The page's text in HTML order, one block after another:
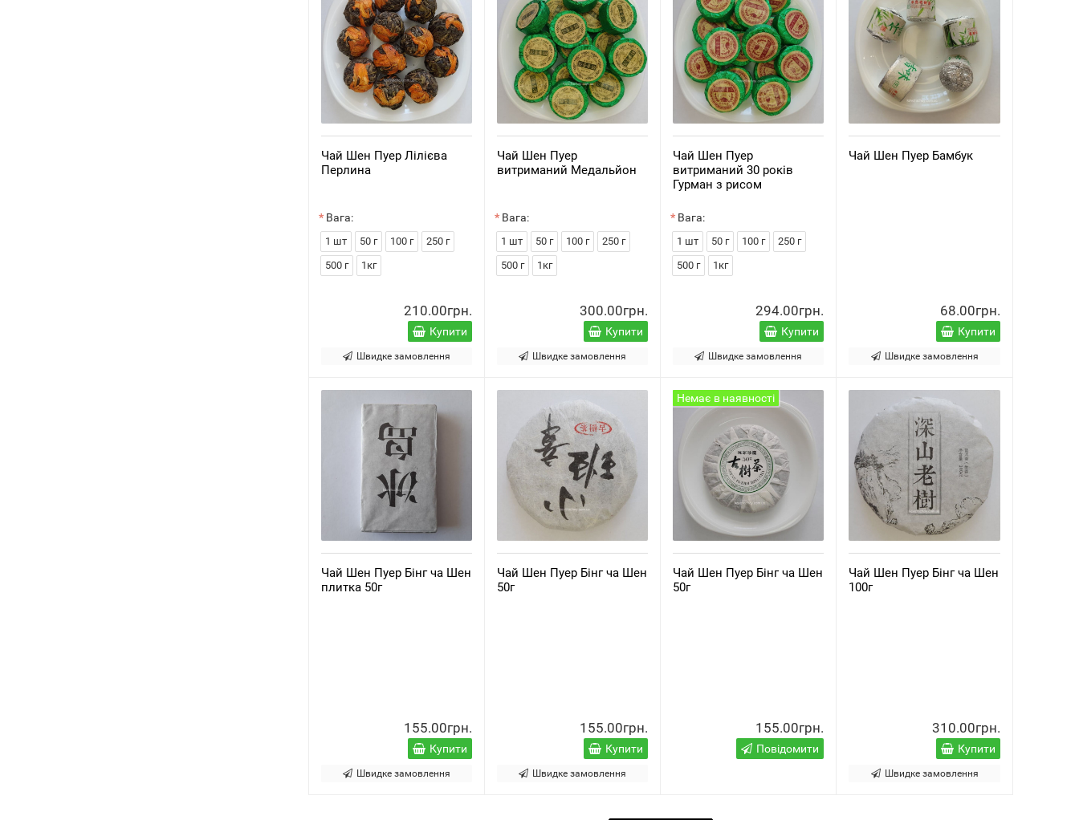
Чай Шен Пуер Лілієва
Перлина
Вага:
1 шт 50 г 100 г
250 г
500 г
1кг
210.00грн.
Купити
Швидке замовлення
Чай Шен Пуер
витриманий Медальйон
Вага:
1 шт 50 г 100 г
250 г
500 г
1кг
300.00грн.
Купити
Швидке замовлення
Чай Шен Пуер
витриманий 30 років
Гурман з рисом
Вага:
1 шт 50 г 100 г
250 г
500 г
1кг
294.00грн.
Купити
Швидке замовлення
Чай Шен Пуер Бамбук
68.00грн.
Купити
Швидке замовлення
Чай Шен Пуер Бінг ча Шен
плитка 50г
155.00грн.
Купити
Швидке замовлення
Чай Шен Пуер Бінг ча Шен
50г
155.00грн.
Купити
Швидке замовлення
Немає в наявності
Чай Шен Пуер Бінг ча Шен
50г
155.00грн.
Повідомити
Чай Шен Пуер Бінг ча Шен
100г
310.00грн.
Купити
Швидке замовлення